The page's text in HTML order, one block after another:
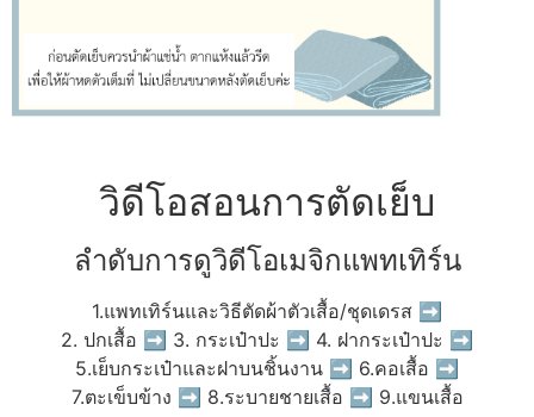
วิดีโอสอนการตัดเย็บ
ลำดับการดูวิดีโอเมจิกแพทเทิร์น
1.แพทเทิร์นและวิธีตัดผ้าตัวเสื้อ/ชุดเดรส ➡
2. ปกเสื้อ ➡ 3. กระเป๋าปะ ➡ 4. ฝากระเป๋าปะ ➡
5.เย็บกระเป๋าและฝาบนชิ้นงาน ➡ 6.คอเสื้อ ➡
7.ตะเข็บข้าง ➡ 8.ระบายชายเสื้อ ➡ 9.แขนเสื้อ